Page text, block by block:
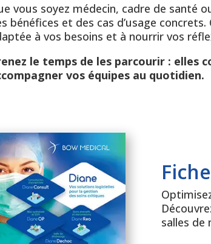
vous soyez médecin, cadre de santé
bénéfices et des cas d’usage
à vos besoins et à nourrir vos
le temps de les parcourir :
vos équipes au quotidien.
salles de